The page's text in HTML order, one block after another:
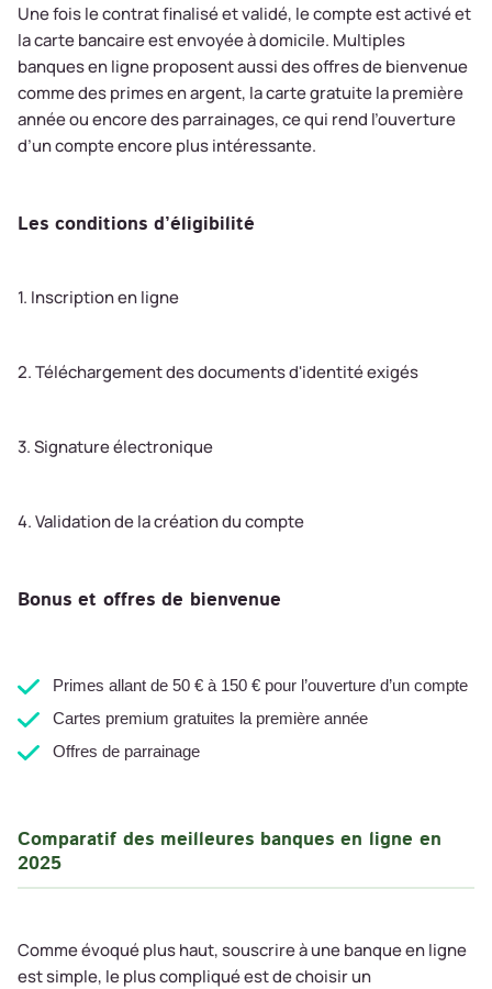
Une fois le contrat finalisé et validé, le compte est activé et
la carte bancaire est envoyée à domicile. Multiples
banques en ligne proposent aussi des offres de bienvenue
comme des primes en argent, la carte gratuite la première
année ou encore des parrainages, ce qui rend l’ouverture
d’un compte encore plus intéressante.
Les conditions d’éligibilité
1. Inscription en ligne
2. Téléchargement des documents d'identité exigés
3. Signature électronique
4. Validation de la création du compte
Bonus et offres de bienvenue
Primes allant de 50 € à 150 € pour l’ouverture d’un compte
Cartes premium gratuites la première année
Offres de parrainage
Comparatif des meilleures banques en ligne en
2025
Comme évoqué plus haut, souscrire à une banque en ligne
est simple, le plus compliqué est de choisir un